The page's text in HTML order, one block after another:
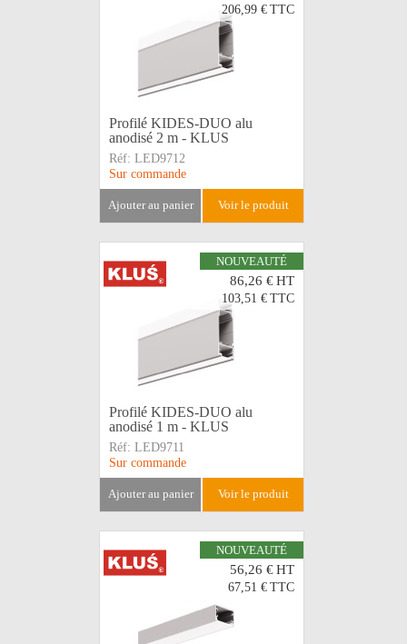
206,99 € TTC
Profilé KIDES-DUO alu
anodisé 2 m - KLUS
Réf: LED9712
Sur commande
ajouter au panier voir le produit
NOUVEAUTÉ
86,26 €HT
103,51 € TTC
Profilé KIDES-DUO alu
anodisé 1 m - KLUS
Réf: LED9711
Sur commande
ajouter au panier voir le produit
NOUVEAUTÉ
56,26 €HT
67,51 € TTC